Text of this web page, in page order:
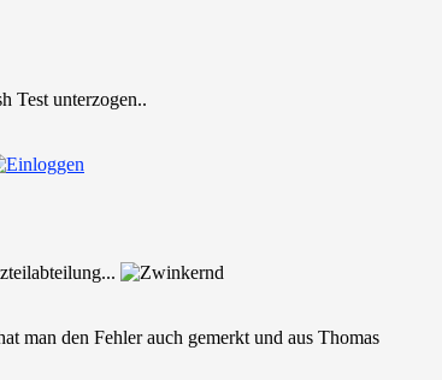
Test unterzogen..
man den Fehler auch gemerkt und aus Thomas